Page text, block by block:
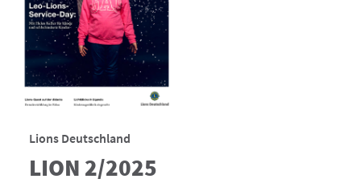
Lions Deutschland
LION 2/2025